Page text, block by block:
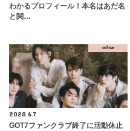
わかるプロフィール！本名はあだ名
と関…
other
2020.6.7
GOT7ファンクラブ終了に活動休止